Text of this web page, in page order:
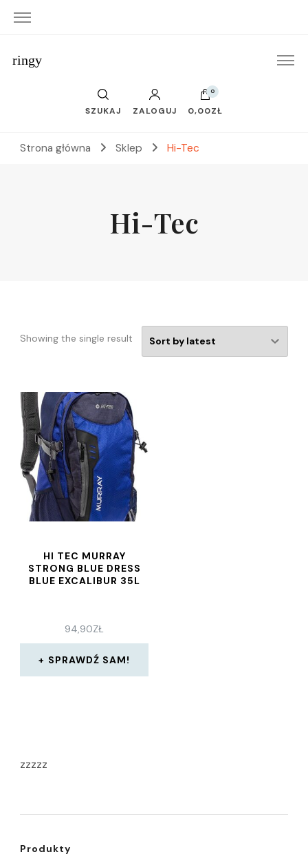
ringy
SZUKAJ ZALOGUJ
0
0,00ZŁ
Strona główna Sklep Hi-Tec
Hi-Tec
Showing the single result
HI TEC MURRAY
STRONG BLUE DRESS
BLUE EXCALIBUR 35L
94,90ZŁ
SPRAWDŹ SAM!
zzzzz
Produkty